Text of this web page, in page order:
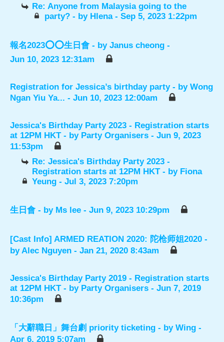
Re: Anyone from Malaysia going to the
party? - by Hlena- Sep 5, 2023 1:22pm
報名2023⭕️⭕️生日會 - by Janus cheong -
Jun 10, 2023 12:31am
Registration for Jessica’s birthday party - by Wong
Ngan Yiu Ya... - Jun 10, 2023 12:00am
Jessica's Birthday Party 2023 - Registration starts
at 12PM HKT - by Party Organisers - Jun 9, 2023
11:53pm
Re: Jessica's Birthday Party 2023 -
Registration starts at 12PM HKT - by Fiona
Yeung - Jul 3, 2023 7:20pm
生日會 - by Ms lee - Jun 9, 2023 10:29pm
[Cast Info] ARMED REATION 2020: 陀枪师姐2020 -
byAlec Nguyen - Jan 21, 2020 8:43am
Jessica's Birthday Party 2019 - Registration starts
at 12PM HKT - by Party Organisers - Jun 7, 2019
10:36pm
「大辭職日」舞台劇 priority ticketing - by Wing -
Apr 6, 2019 5:07am